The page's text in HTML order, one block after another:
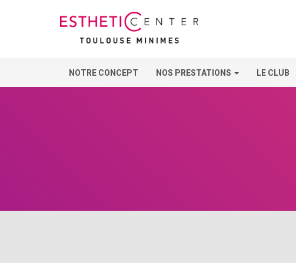
NOTRE CONCEPT NOS PRESTATIONS LE CLUB